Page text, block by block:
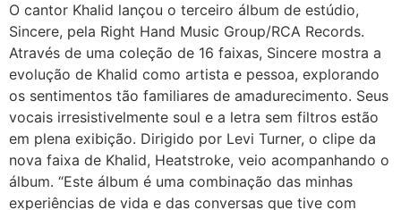
O cantor Khalid lançou o terceiro álbum de estúdio,
Sincere, pela Right Hand Music Group/RCA Records.
Através de uma coleção de 16 faixas, Sincere mostra a
evolução de Khalid como artista e pessoa, explorando
os sentimentos tão familiares de amadurecimento. Seus
vocais irresistivelmente soul e a letra sem filtros estão
em plena exibição. Dirigido por Levi Turner, o clipe da
nova faixa de Khalid, Heatstroke, veio acompanhando o
álbum. “Este álbum é uma combinação das minhas
experiências de vida e das conversas que tive com